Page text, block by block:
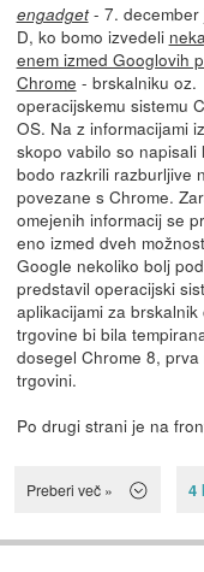
engadget- 7. december
D, ko bomo izvedeli
enem izmed Googlovih
Chrome - brskalniku oz.
operacijskemu sistemu
OS. Na z informacijami
skopo vabilo so napisali
bodo razkrili razburljive
povezane s Chrome.
omejenih informacij se
eno izmed dveh
Google nekoliko bolj
predstavil operacijski
aplikacijami za
trgovine bi bila
dosegel Chrome 8,
trgovini.
Po drugi strani je na
Preberi več » 4